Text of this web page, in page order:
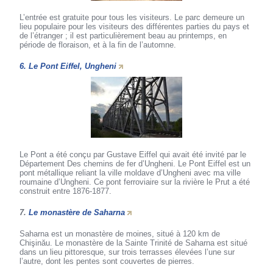
L’entrée est gratuite pour tous les visiteurs. Le parc demeure un
lieu populaire pour les visiteurs des différentes parties du pays et
de l’étranger ; il est particulièrement beau au printemps, en
période de floraison, et à la fin de l’automne.
6. Le Pont Eiffel, Ungheni
Le Pont a été conçu par Gustave Eiffel qui avait été invité par le
Département Des chemins de fer d’Ungheni. Le Pont Eiffel est un
pont métallique reliant la ville moldave d’Ungheni avec ma ville
roumaine d’Ungheni. Ce pont ferroviaire sur la rivière le Prut a été
construit entre 1876-1877.
7.Le monastère de Saharna
Saharna est un monastère de moines, situé à 120 km de
Chişinău. Le monastère de la Sainte Trinité de Saharna est situé
dans un lieu pittoresque, sur trois terrasses élevées l’une sur
l’autre, dont les pentes sont couvertes de pierres.